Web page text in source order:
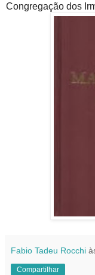
Congregação dos
Fabio Tadeu Rocchi
Compartilhar